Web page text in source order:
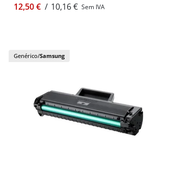
12,50 € / 10,16 € Sem IVA
Genérico/Samsung